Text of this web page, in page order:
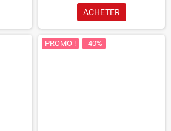
ACHETER
PROMO ! -40%